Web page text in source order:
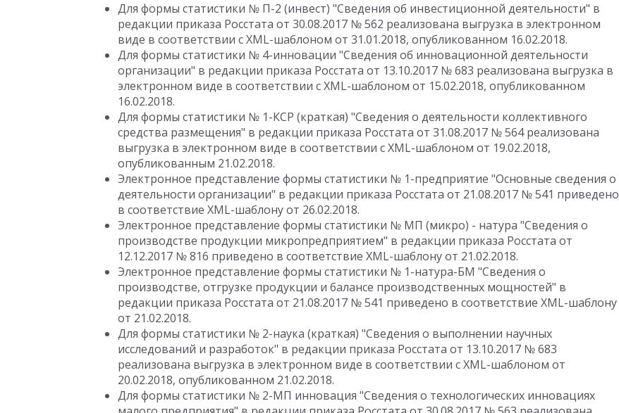
Для формы статистики № П-2 (инвест) "Сведения об инвестиционной деятельности" в
редакции приказа Росстата от 30.08.2017 № 562 реализована выгрузка в электронном
виде в соответствии с XML-шаблоном от 31.01.2018, опубликованном 16.02.2018.
Для формы статистики № 4-инновации "Сведения об инновационной деятельности
организации" в редакции приказа Росстата от 13.10.2017 № 683 реализована выгрузка в
электронном виде в соответствии с XML-шаблоном от 15.02.2018, опубликованном
16.02.2018.
Для формы статистики № 1-КСР (краткая) "Сведения о деятельности коллективного
средства размещения" в редакции приказа Росстата от 31.08.2017 № 564 реализована
выгрузка в электронном виде в соответствии с XML-шаблоном от 19.02.2018,
опубликованным 21.02.2018.
Электронное представление формы статистики № 1-предприятие "Основные сведения о
деятельности организации" в редакции приказа Росстата от 21.08.2017 № 541 приведено
в соответствие XML-шаблону от 26.02.2018.
Электронное представление формы статистики № МП (микро) - натура "Сведения о
производстве продукции микропредприятием" в редакции приказа Росстата от
12.12.2017 № 816 приведено в соответствие XML-шаблону от 21.02.2018.
Электронное представление формы статистики № 1-натура-БМ "Сведения о
производстве, отгрузке продукции и балансе производственных мощностей" в
редакции приказа Росстата от 21.08.2017 № 541 приведено в соответствие XML-шаблону
от 21.02.2018.
Для формы статистики № 2-наука (краткая) "Сведения о выполнении научных
исследований и разработок" в редакции приказа Росстата от 13.10.2017 № 683
реализована выгрузка в электронном виде в соответствии с XML-шаблоном от
20.02.2018, опубликованном 21.02.2018.
Для формы статистики № 2-МП инновация "Сведения о технологических инновациях